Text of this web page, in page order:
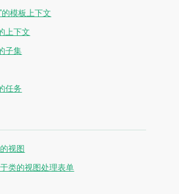
的模板上下文
上下文
子集
任务
视图
类的视图处理表单